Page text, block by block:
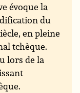
évoque la
du
en pleine
tchèque.
lors de la